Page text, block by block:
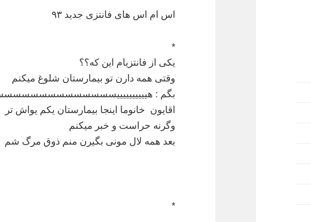
اس ام اس های فانتزی جدید ۹۳
*
یکی از فانتزیام این که؟؟
وقتی همه دارن تو بیمارستان شلوغ میکنم
بگم :
اقایون خانوما اینجا بیمارستان یکم یواش تر
وگرنه حراست و خبر میکنم
بعد همه لال مونی بگیرن منم ذوق مرگ شم
*